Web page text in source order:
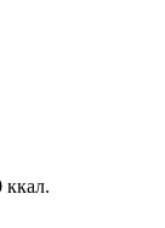
ккал.